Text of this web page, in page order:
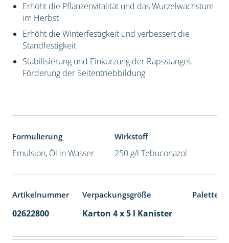
Erhöht die Pflanzenvitalität und das Wurzelwachstum
im Herbst
Erhöht die Winterfestigkeit und verbessert die
Standfestigkeit
Stabilisierung und Einkürzung der Rapsstängel,
Förderung der Seitentriebbildung
Formulierung
Emulsion, Öl in Wasser
Wirkstoff
250 g/l Tebuconazol
Artikelnummer Verpackungsgröße
02622800 Karton 4 x 5 l Kanister